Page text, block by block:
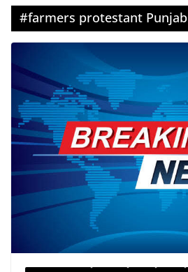
#farmers protestant Punjab